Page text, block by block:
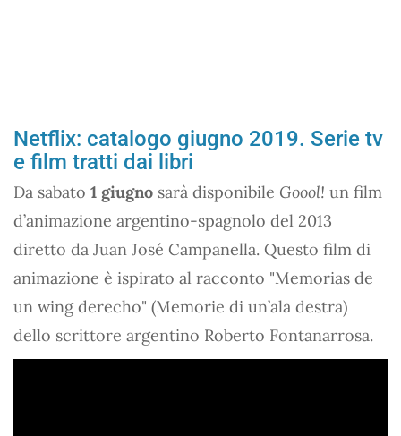
Netflix: catalogo giugno 2019. Serie tv
e film tratti dai libri
Da sabato 1 giugno sarà disponibile Goool! un film
d’animazione argentino-spagnolo del 2013
diretto da Juan José Campanella. Questo film di
animazione è ispirato al racconto "Memorias de
un wing derecho" (Memorie di un’ala destra)
dello scrittore argentino Roberto Fontanarrosa.